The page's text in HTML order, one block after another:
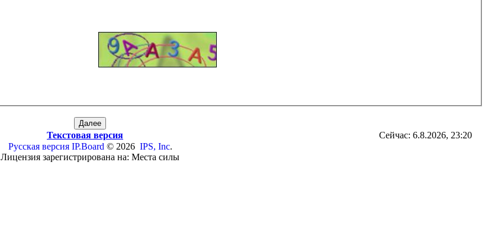
Текстовая версия
Сейчас: 6.8.2026, 23:20
Русская версия IP.Board © 2026 IPS, Inc.
Лицензия зарегистрирована на: Места силы